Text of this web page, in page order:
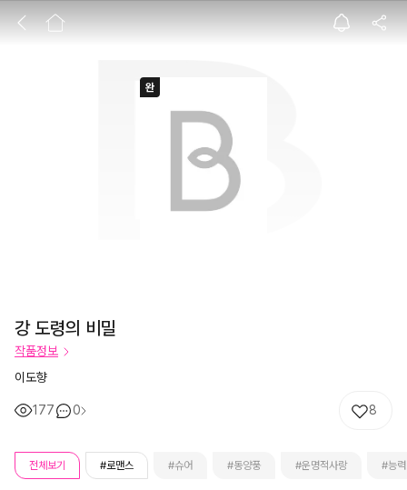
강 도령의 비밀
강 도령의 비밀
작품정보
이도향
177 0 8
전체보기 #로맨스 #슈어 #동양풍 #운명적사랑 #능